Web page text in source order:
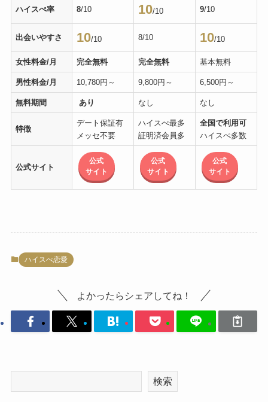
ハイスぺ率 8/10 10/10 9/10
出会いやすさ 10/10 8/10 10/10
女性料金/月 完全無料 完全無料 基本無料
男性料金/月 10,780円～ 9,800円～ 6,500円～
無料期間 あり なし なし
特徴
デート保証有
メッセ不要
ハイスぺ最多
証明済会員多
全国で利用可
ハイスぺ多数
公式サイト
公式
サイト
公式
サイト
公式
サイト
ハイスぺ恋愛
よかったらシェアしてね！
検索